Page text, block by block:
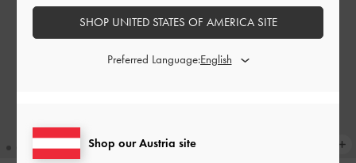
Shop our Austria site
SHOP UNITED STATES OF AMERICA SITE
Preferred Language: